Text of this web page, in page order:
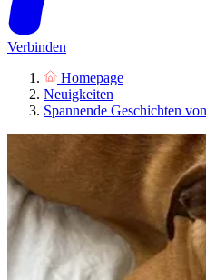
Verbinden
Homepage
Neuigkeiten
Spannende Geschichten